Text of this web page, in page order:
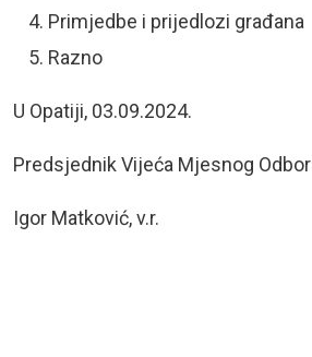
Primjedbe i prijedlozi građana
Razno
U Opatiji, 03.09.2024.
Predsjednik Vijeća Mjesnog
Igor Matković, v.r.